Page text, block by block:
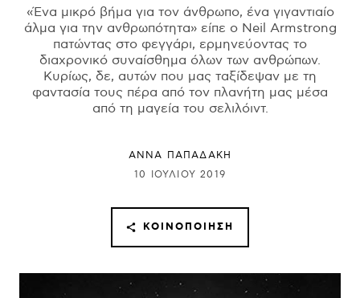
«Ένα μικρό βήμα για τον άνθρωπο, ένα γιγαντιαίο
άλμα για την ανθρωπότητα» είπε ο Neil Armstrong
πατώντας στο φεγγάρι, ερμηνεύοντας το
διαχρονικό συναίσθημα όλων των ανθρώπων.
Κυρίως, δε, αυτών που μας ταξίδεψαν με τη
φαντασία τους πέρα από τον πλανήτη μας μέσα
από τη μαγεία του σελιλόιντ.
ΑΝΝΑ ΠΑΠΑΔΑΚΗ
10 ΙΟΥΛΊΟΥ 2019
ΚΟΙΝΟΠΟΊΗΣΗ